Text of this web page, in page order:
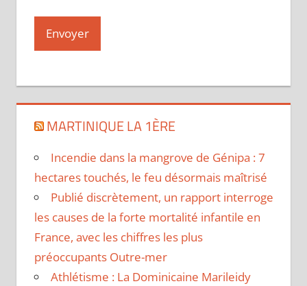
MARTINIQUE LA 1ÈRE
Incendie dans la mangrove de Génipa : 7
hectares touchés, le feu désormais maîtrisé
Publié discrètement, un rapport interroge
les causes de la forte mortalité infantile en
France, avec les chiffres les plus
préoccupants Outre-mer
Athlétisme : La Dominicaine Marileidy